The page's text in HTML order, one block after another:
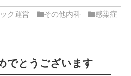
ク運営 その他内科 感染症
でとうございます